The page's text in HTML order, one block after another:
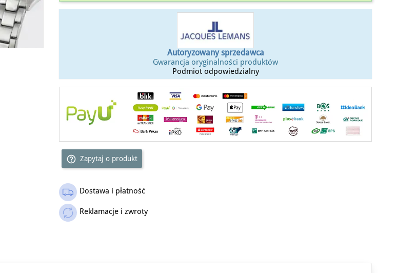
Outlet
Autoryzowany sprzedawca
Gwarancja oryginalności produktów
Podmiot odpowiedzialny
help_outline Zapytaj o produkt
Dostawa i płatność
Reklamacje i zwroty